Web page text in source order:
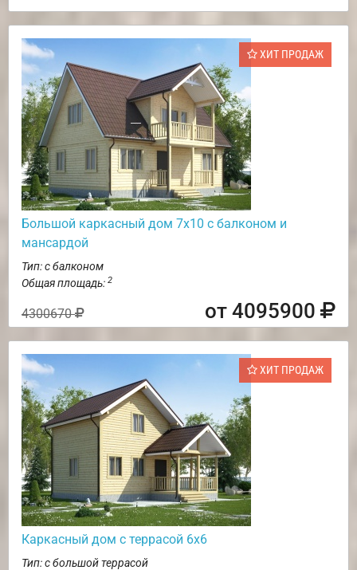
ХИТ ПРОДАЖ
Большой каркасный дом 7х10 с балконом и
мансардой
Тип: с балконом
Общая площадь: 2
4300670 от 4095900
ХИТ ПРОДАЖ
Каркасный дом с террасой 6х6
Тип: с большой террасой